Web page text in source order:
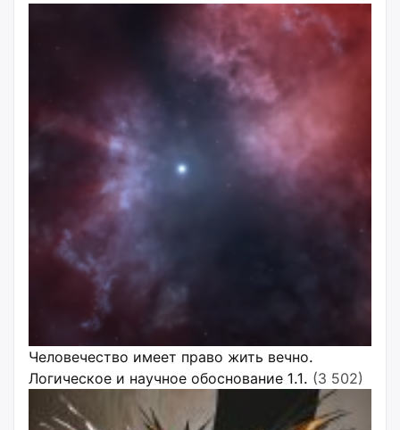
Человечество имеет право жить вечно.
Логическое и научное обоснование 1.1. (3 502)